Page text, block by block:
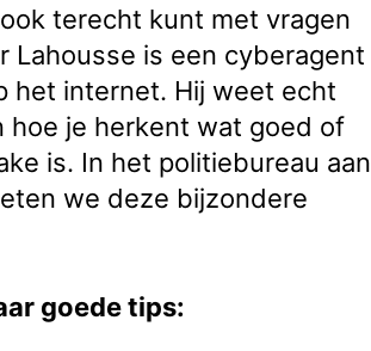
terecht kunt met vragen
Lahousse is een cyberagent
het internet. Hij weet echt
hoe je herkent wat goed of
is. In het politiebureau aan
we deze bijzondere
goede tips: